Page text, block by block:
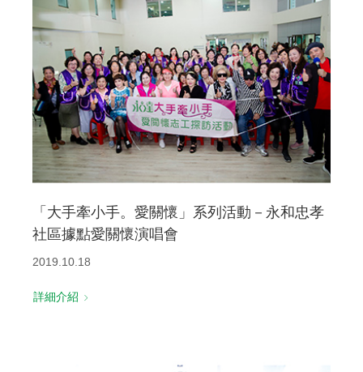
「大手牽小手。愛關懷」系列活動－永和忠孝
社區據點愛關懷演唱會
2019.10.18
詳細介紹